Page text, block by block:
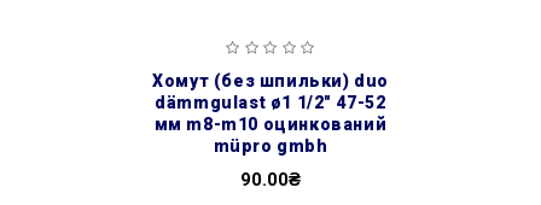
хомут (без шпильки) duo
dämmgulast ø1 1/2″ 47-52
мм m8-m10 оцинкований
müpro gmbh
90.00₴